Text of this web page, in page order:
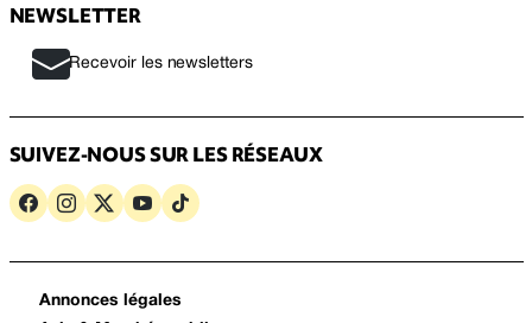
NEWSLETTER
Recevoir les newsletters
SUIVEZ-NOUS SUR LES RÉSEAUX
Annonces légales